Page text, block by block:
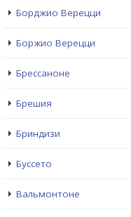
Борджио Верецци
Боржио Верецци
Брессаноне
Брешия
Бриндизи
Буссето
Вальмонтоне